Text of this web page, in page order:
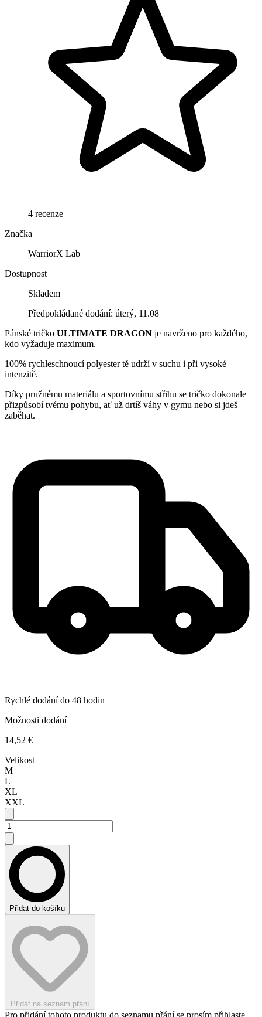
4 recenze
Značka
WarriorX Lab
Dostupnost
Skladem
Předpokládané dodání: úterý, 11.08
Pánské tričko ULTIMATE DRAGON je navrženo pro každého,
kdo vyžaduje maximum.
100% rychleschnoucí polyester tě udrží v suchu i při vysoké
intenzitě.
Díky pružnému materiálu a sportovnímu střihu se tričko dokonale
přizpůsobí tvému pohybu, ať už drtíš váhy v gymu nebo si jdeš
zaběhat.
Rychlé dodání do 48 hodin
Možnosti dodání
14,52 €
Velikost
M
L
XL
XXL
Přidat do košíku
Přidat na seznam přání
Pro přidání tohoto produktu do seznamu přání se prosím přihlaste.